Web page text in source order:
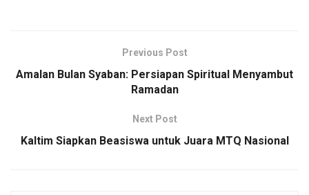
Previous Post
Amalan Bulan Syaban: Persiapan Spiritual Menyambut
Ramadan
Next Post
Kaltim Siapkan Beasiswa untuk Juara MTQ Nasional